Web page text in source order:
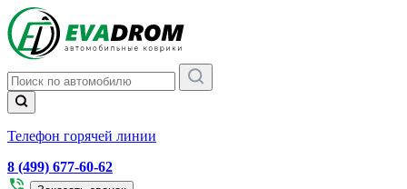
Телефон горячей линии
8 (499) 677-60-62